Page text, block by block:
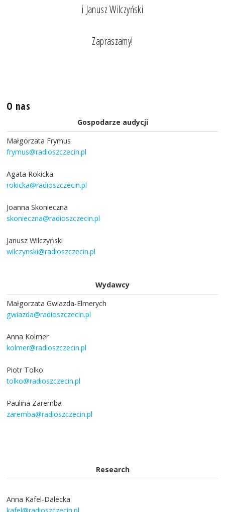
i Janusz Wilczyński
Zapraszamy!
O nas
Gospodarze audycji
Małgorzata Frymus
frymus@radioszczecin.pl
Agata Rokicka
rokicka@radioszczecin.pl
Joanna Skonieczna
skonieczna@radioszczecin.pl
Janusz Wilczyński
wilczynski@radioszczecin.pl
Wydawcy
Małgorzata Gwiazda-Elmerych
gwiazda@radioszczecin.pl
Anna Kolmer
kolmer@radioszczecin.pl
Piotr Tolko
tolko@radioszczecin.pl
Paulina Zaremba
zaremba@radioszczecin.pl
Research
Anna Kafel-Dalecka